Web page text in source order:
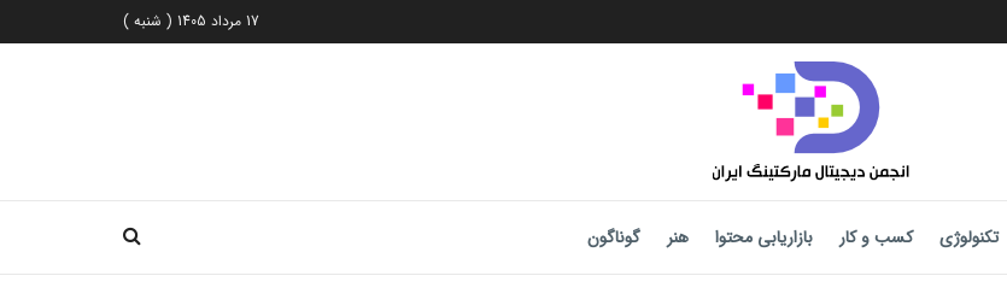
17 مرداد 1405 ( شنبه )
تکنولوژی کسب و کار بازاریابی محتوا هنر گوناگون